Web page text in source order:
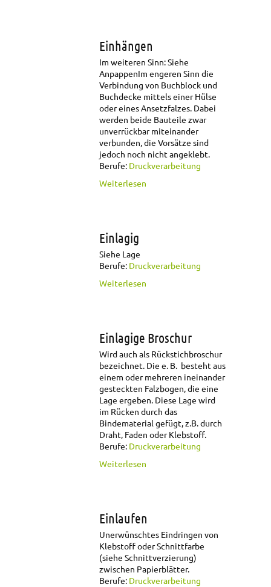
Einhängen
Im weiteren Sinn: Siehe
AnpappenIm engeren Sinn die
Verbindung von Buchblock und
Buchdecke mittels einer Hülse
oder eines Ansetzfalzes. Dabei
werden beide Bauteile zwar
unverrückbar miteinander
verbunden, die Vorsätze sind
jedoch noch nicht angeklebt.
Berufe: Druckverarbeitung
Weiterlesen
Einlagig
Siehe Lage
Berufe: Druckverarbeitung
Weiterlesen
Einlagige Broschur
Wird auch als Rückstichbroschur
bezeichnet. Die e. B. besteht aus
einem oder mehreren ineinander
gesteckten Falzbogen, die eine
Lage ergeben. Diese Lage wird
im Rücken durch das
Bindematerial gefügt, z.B. durch
Draht, Faden oder Klebstoff.
Berufe: Druckverarbeitung
Weiterlesen
Einlaufen
Unerwünschtes Eindringen von
Klebstoff oder Schnittfarbe
(siehe Schnittverzierung)
zwischen Papierblätter.
Berufe: Druckverarbeitung